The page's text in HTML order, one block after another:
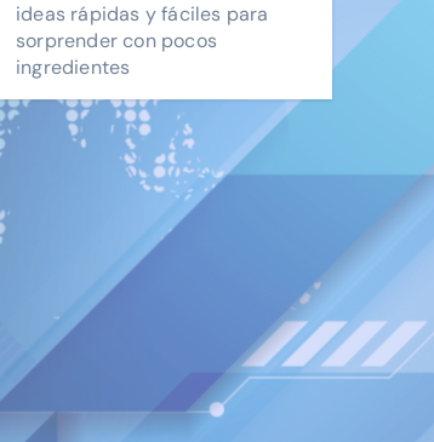
ideas rápidas y fáciles para
sorprender con pocos
ingredientes